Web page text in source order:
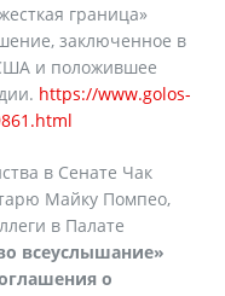
граница»
заключенное в
и положившее
https://www.golos-
в Сенате Чак
Майку Помпео,
в Палате
всеуслышание»
о